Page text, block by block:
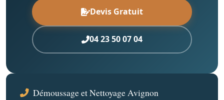
Devis Gratuit
04 23 50 07 04
Démoussage et Nettoyage Avignon